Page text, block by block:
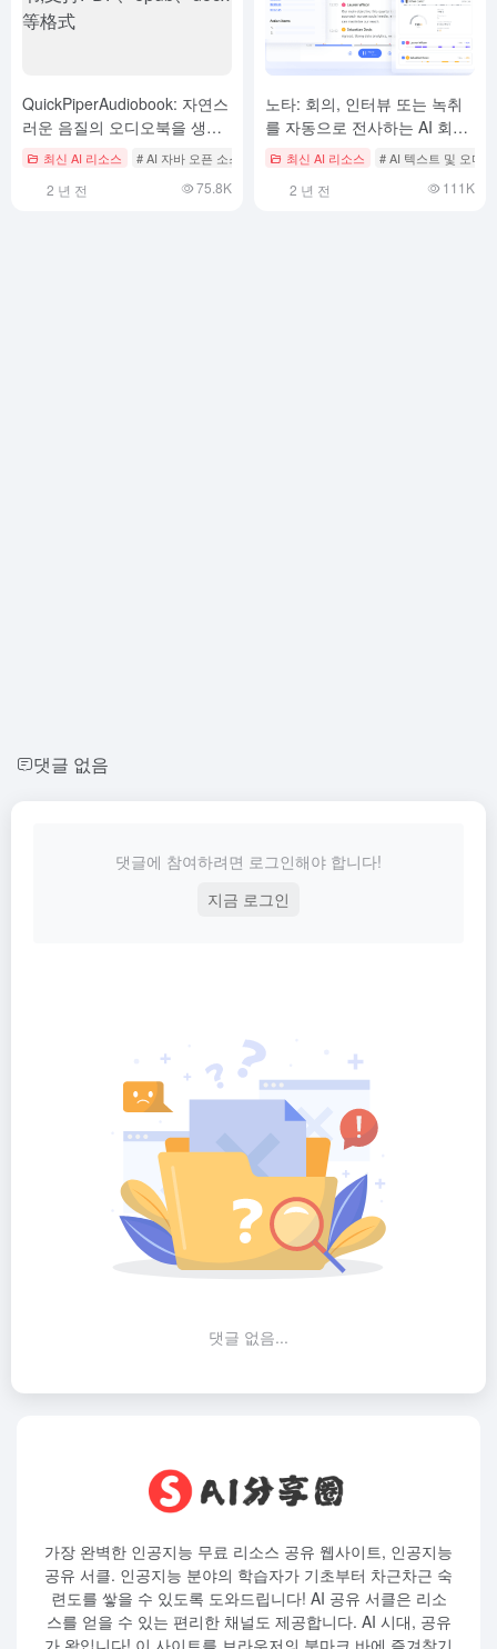
QuickPiperAudiobook: 자연스
러운 음질의 오디오북을 생성
하는 열쇠, PDF, epub, docx
및 기타 형식 지원
최신 AI 리소스 # AI 자바 오픈 소스 프로젝트 # AI 텍스트 음성 변환
2 년 전 75.8K
노타: 회의, 인터뷰 또는 녹취
를 자동으로 전사하는 AI 회의
녹음 및 오디오 전사 도구
최신 AI 리소스 # AI 텍스트 및 오디
2 년 전 111K
댓글 없음
댓글에 참여하려면 로그인해야 합니다!
지금 로그인
댓글 없음...
가장 완벽한 인공지능 무료 리소스 공유 웹사이트, 인공지능
공유 서클. 인공지능 분야의 학습자가 기초부터 차근차근 숙
련도를 쌓을 수 있도록 도와드립니다! AI 공유 서클은 리소
스를 얻을 수 있는 편리한 채널도 제공합니다. AI 시대, 공유
가 왕입니다! 이 사이트를 브라우저의 북마크 바에 즐겨찾기